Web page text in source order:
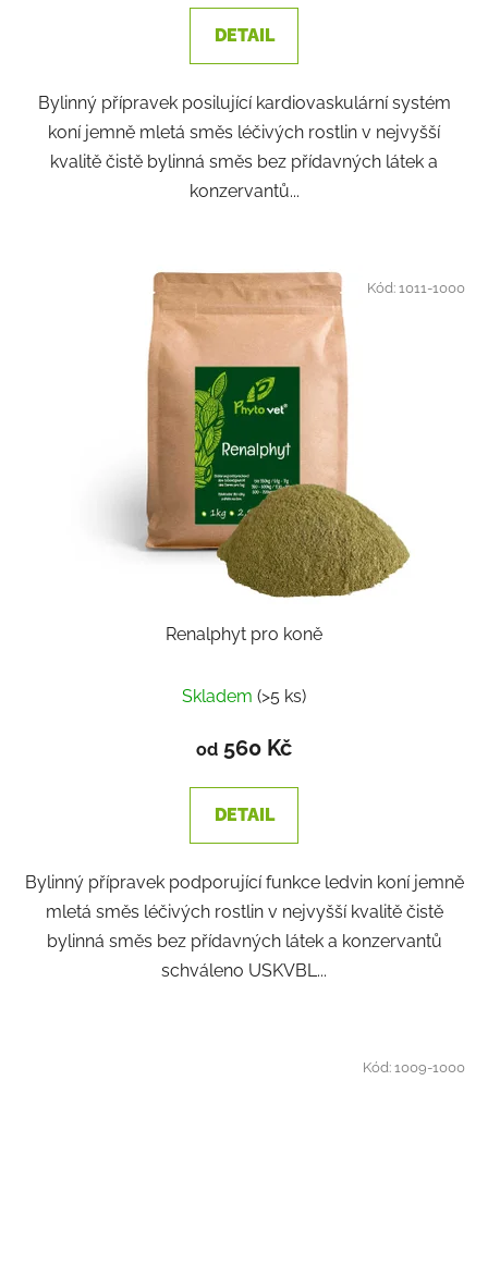
DETAIL
Bylinný přípravek posilující kardiovaskulární systém
koní jemně mletá směs léčivých rostlin v nejvyšší
kvalitě čistě bylinná směs bez přídavných látek a
konzervantů...
Renalphyt pro koně
Skladem (>5 ks)
od 560 Kč
DETAIL
Bylinný přípravek podporující funkce ledvin koní jemně
mletá směs léčivých rostlin v nejvyšší kvalitě čistě
bylinná směs bez přídavných látek a konzervantů
schváleno USKVBL...
Kód:1011-1000
Kód:1009-1000